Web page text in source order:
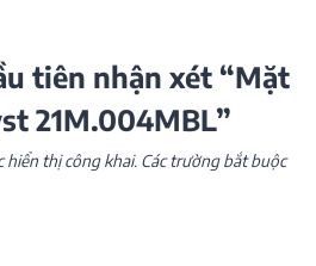
tiên nhận xét “Mặt
21M.004MBL”
hiển thị công khai. Các trường bắt buộc